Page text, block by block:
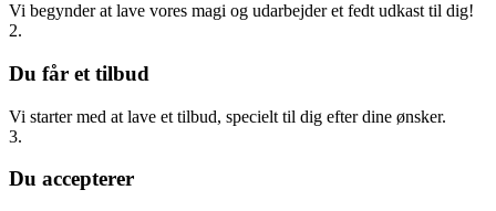
Vi begynder at lave vores magi og udarbejder et fedt udkast til dig!
2.
Du får et tilbud
Vi starter med at lave et tilbud, specielt til dig efter dine ønsker.
3.
Du accepterer